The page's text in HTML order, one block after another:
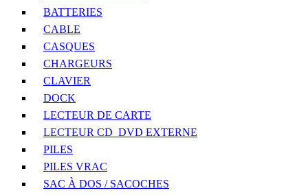
BATTERIES
CABLE
CASQUES
CHARGEURS
CLAVIER
DOCK
LECTEUR DE CARTE
LECTEUR CD_DVD EXTERNE
PILES
PILES VRAC
SAC À DOS / SACOCHES